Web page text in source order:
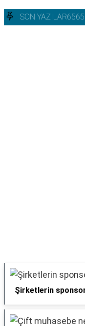
SON YAZILAR6565
Şirketlerin